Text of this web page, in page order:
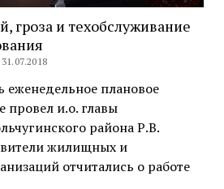
гроза и техобслуживание
еженедельное плановое
провел и.о. главы
района Р.В.
жилищных и
отчитались о работе